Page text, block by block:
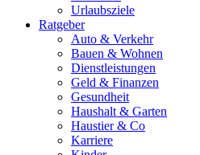
Urlaubsziele
Ratgeber
Auto & Verkehr
Bauen & Wohnen
Dienstleistungen
Geld & Finanzen
Gesundheit
Haushalt & Garten
Haustier & Co
Karriere